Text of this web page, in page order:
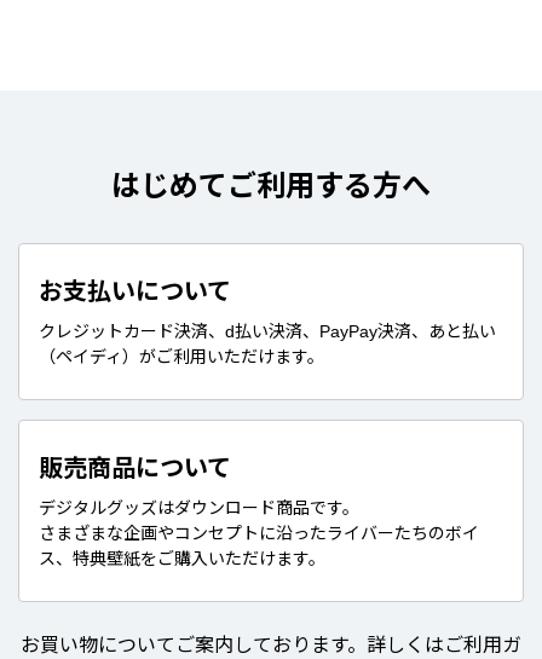
はじめてご利用する方へ
お支払いについて
クレジットカード決済、d払い決済、PayPay決済、あと払い
（ペイディ）がご利用いただけます。
販売商品について
デジタルグッズはダウンロード商品です。
さまざまな企画やコンセプトに沿ったライバーたちのボイ
ス、特典壁紙をご購入いただけます。
お買い物についてご案内しております。詳しくはご利用ガ